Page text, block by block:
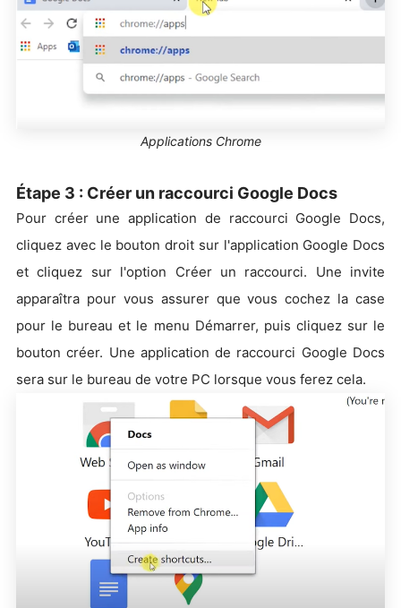
Applications Chrome
Étape 3 : Créer un raccourci Google Docs
Pour créer une application de raccourci Google Docs,
cliquez avec le bouton droit sur l'application Google Docs
et cliquez sur l'option Créer un raccourci. Une invite
apparaîtra pour vous assurer que vous cochez la case
pour le bureau et le menu Démarrer, puis cliquez sur le
bouton créer. Une application de raccourci Google Docs
sera sur le bureau de votre PC lorsque vous ferez cela.